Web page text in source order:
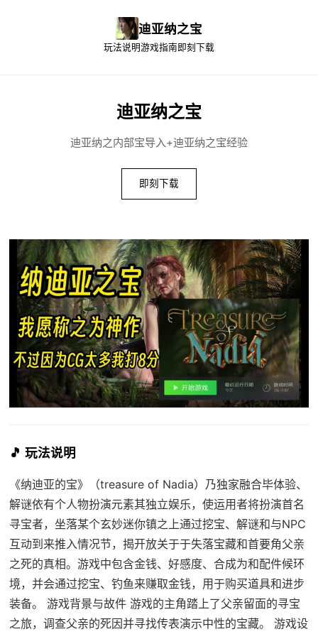
迪亚纳之宝
玩法说明游戏指南 即刻下载
迪亚纳之宝
迪亚纳之内部宝导入+迪亚纳之宝经验
即刻下载
🎵 玩法说明
《纳迪亚的宝》（treasure of Nadia）乃独家融合毕体验、
解谜依有个人物扮演元素其独立娱乐，使运用者将扮演首名
寻宝者，坐落某个玄妙迷你镇之上通过挖宝、解谜和与NPC
互动到来推入情况节，揭开放关于于失落宝藏和首要角父亲
之死的真相。游戏中包含金钱、好感度、合成为和配件候环
境，并会通过挖宝、钓鱼来赚取金钱，用于购买道具和进步
装备。 游戏背景与故件 游戏的主角踏上了父亲留面的寻宝
之旅，调查父亲的死因并寻找传表演示中性的宝藏。 游戏设